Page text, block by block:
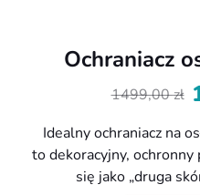
Ochraniacz
1499,00zł
Idealny ochraniacz na
to dekoracyjny,
się jako „druga